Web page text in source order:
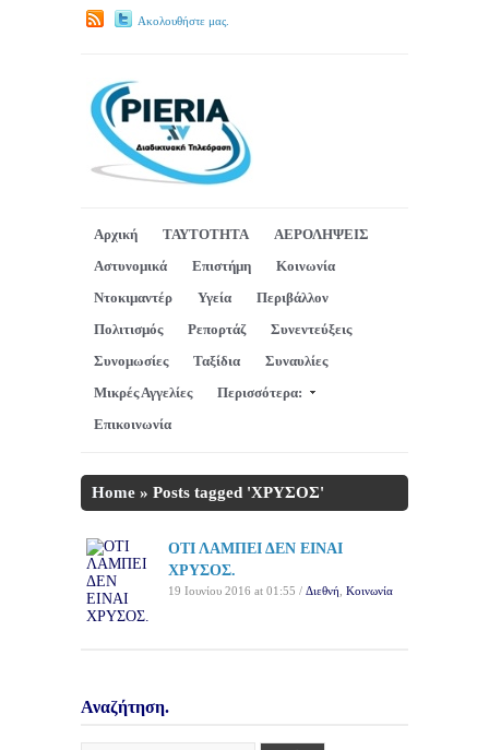
Ακολουθήστε μας.
Αρχική ΤΑΥΤΟΤΗΤΑ
ΑΕΡΟΛΗΨΕΙΣ
Αστυνομικά
Επιστήμη
Κοινωνία
Ντοκιμαντέρ
Υγεία
Περιβάλλον
Πολιτισμός
Ρεπορτάζ
Συνεντεύξεις
Συνομωσίες
Ταξίδια
Συναυλίες
Μικρές Αγγελίες
Περισσότερα:
Επικοινωνία
Home » Posts tagged 'ΧΡΥΣΟΣ'
ΟΤΙ ΛΑΜΠΕΙ ΔΕΝ ΕΙΝΑΙ
ΧΡΥΣΟΣ.
19 Ιουνίου 2016 at 01:55 / Διεθνή Κοινωνία
Αναζήτηση.